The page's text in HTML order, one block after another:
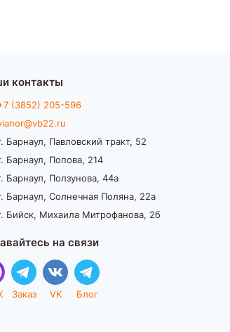
контакты
(3852) 205-596
Барнаул, Павловский тракт, 52
Барнаул, Попова, 214
Барнаул, Ползунова, 44а
Барнаул, Солнечная Поляна, 22а
Бийск, Михаила Митрофанова, 2б
на связи
Заказ VK Блог